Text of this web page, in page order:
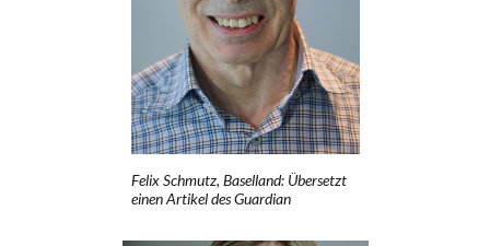
Felix Schmutz, Baselland: Übersetzt
einen Artikel des Guardian